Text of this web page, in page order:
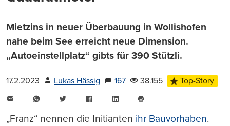
Mietzins in neuer Überbauung in Wollishofen
nahe beim See erreicht neue Dimension.
„Autoeinstellplatz“ gibts für 390 Stützli.
17.2.2023 Lukas Hässig 167 38.155
Top-Story
WhatsAppTwitter FacebookLinkedIn
drucken
„Franz“ nennen die Initianten ihr Bauvorhaben.